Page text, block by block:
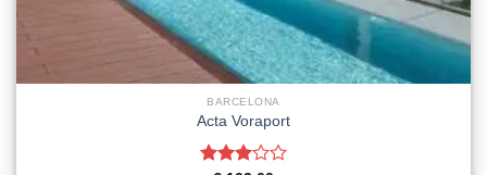
BARCELONA
Acta Voraport